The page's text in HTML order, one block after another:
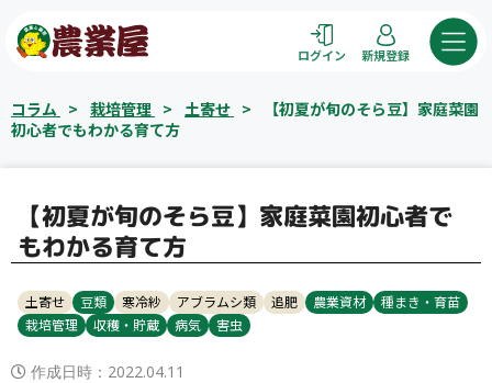
ン
ツ
プ
ログイン 新規登録
コラム > 栽培管理 > 土寄せ >
【初夏が旬のそら豆】家庭菜園
初心者でもわかる育て方
【初夏が旬のそら豆】家庭菜園初心者で
もわかる育て方
土寄せ 豆類 寒冷紗 アブラムシ類 追肥 農業資材
種まき・育苗
栽培管理
収穫・貯蔵 病気 害虫
作成日時： 2022.04.11